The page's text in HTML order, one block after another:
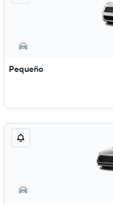
Pequeño